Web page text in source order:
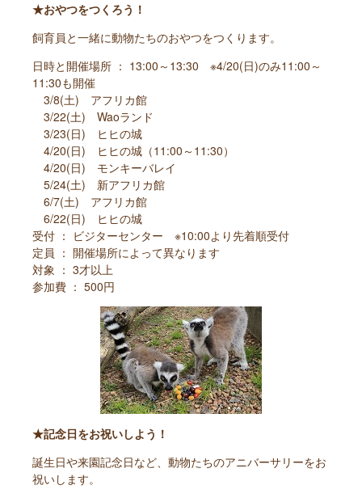
★おやつをつくろう！
飼育員と一緒に動物たちのおやつをつくります。
日時と開催場所 ： 13:00～13:30 ※4/20(日)のみ11:00～
11:30も開催
3/8(土) アフリカ館
3/22(土) Waoランド
3/23(日) ヒヒの城
4/20(日) ヒヒの城（11:00～11:30）
4/20(日) モンキーバレイ
5/24(土) 新アフリカ館
6/7(土) アフリカ館
6/22(日) ヒヒの城
受付 ： ビジターセンター ※10:00より先着順受付
定員 ： 開催場所によって異なります
対象 ： 3才以上
参加費 ： 500円
★記念日をお祝いしよう！
誕生日や来園記念日など、動物たちのアニバーサリーをお
祝いします。